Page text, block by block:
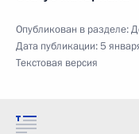
Опубликован в разделе:
Дата публикации:5
Текстовая версия